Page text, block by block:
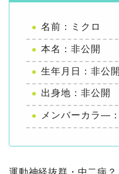
名前：ミクロ
本名：非公開
生年月日：非公開
出身地：非公開
メンバーカラ―
運動神経抜群・中二病